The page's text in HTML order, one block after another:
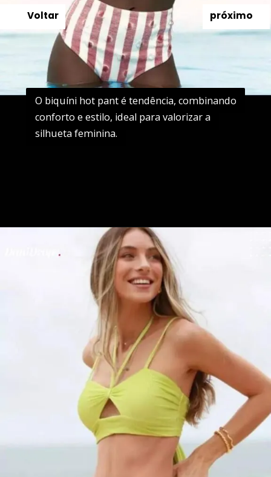
O biquíni hot pant é tendência, combinando
conforto e estilo, ideal para valorizar a
silhueta feminina.
O biquíni hot pant é tendência, combinando
conforto e estilo, ideal para valorizar a
silhueta feminina.
próximo
Voltar